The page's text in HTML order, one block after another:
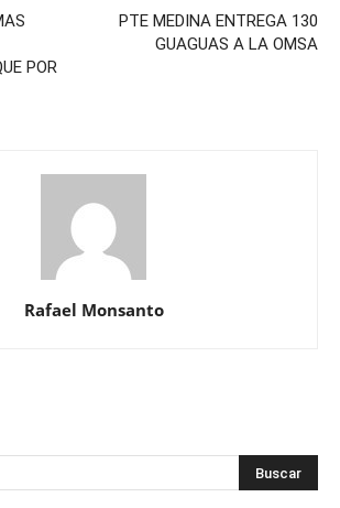
POR
PTE MEDINA ENTREGA 130
GUAGUAS A LA OMSA
Rafael Monsanto